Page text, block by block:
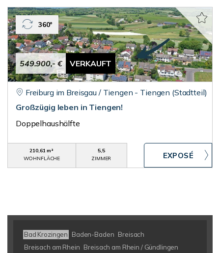
549.900,- € VERKAUFT
360°
Freiburg im Breisgau / Tiengen - Tiengen (Stadtteil)
Großzügig leben in Tiengen!
Doppelhaushälfte
210,61 m²
WOHNFLÄCHE
5,5
ZIMMER
Bad Krozingen Baden-Baden Breisach
Breisach am Rhein Breisach am Rhein / Gündlingen